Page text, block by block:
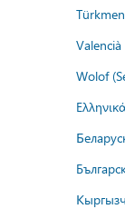
Valencià
Wolof